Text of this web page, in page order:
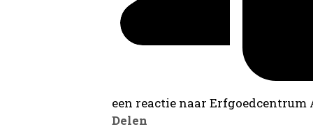
een reactie naar
Delen